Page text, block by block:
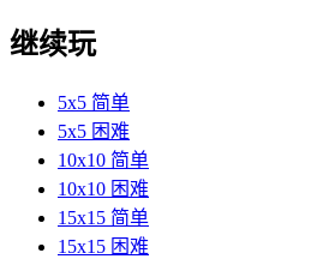
继续玩
5x5 简单
5x5 困难
10x10 简单
10x10 困难
15x15 简单
15x15 困难